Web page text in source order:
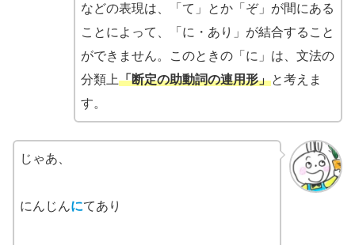
などの表現は、「て」とか「ぞ」が間にある
ことによって、「に・あり」が結合すること
ができません。このときの「に」は、文法の
分類上「断定の助動詞の連用形」と考えま
す。
じゃあ、
にんじんにてあり